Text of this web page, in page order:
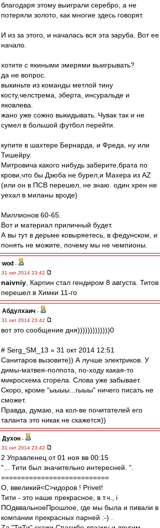
благодаря этому выиграли серебро, а не
потеряли золото, как многие здесь говорят.
И из за этого, и началась вся эта заруба. Вот ее
начало.
хотите с якиными эмерями выигрывать?
да не вопрос.
выкиньте из команды метлой тину
косту,челстрема, эберта, инсуральде и
яковлева.
жано уже сожно выкидывать. Чувак так и не
сумел в большой футбол перейти.
купите в шахтере Бернарда, и Фреда, ну или
Тишейру.
Митровича какого нибудь заберите,брата по
крови,что бы Дзюба не бурел,и Махера из АZ
(или он в ПСВ перешел, не знаю. один хрен не
уехал в миланы вроде)
Миллионов 60-65.
Вот и материал приличный будет.
А вы тут в дерьме ковыряетесь, в федунском, и
понять не можите, почему мы не чемпионы.
wod -
31 окт 2014 23:42
naivniy , Карпин стал гендиром 8 августа. Титов
перешел в Химки 11-го
Абдулхаич -
31 окт 2014 23:42
вот это сообщение дня)))))))))))))0
# Serg_SM_13 » 31 окт 2014 12:51
Санитаров вызовите)) А лучше электриков. У
димы-матвея-полпота, по-ходу какая-то
микросхема сгорела. Слова уже забывает.
Скоро, кроме "ыыыы...гыыы" ничего писать не
сможет.
Правда, думаю, на кол-ве почитателей его
таланта это никак не скажется))
Духон -
31 окт 2014 23:42
2 Управленец от 01 ноя вв 00:15
"... Тити был значительно интересней. ".
===========================
О, ввеликий<C>идоров ! Privet!
Тити - это наше прекрасное, в т.ч., i
ПОдввальноеПрошлое, где мы была и пивали в
компании прекрасных парней :-) .